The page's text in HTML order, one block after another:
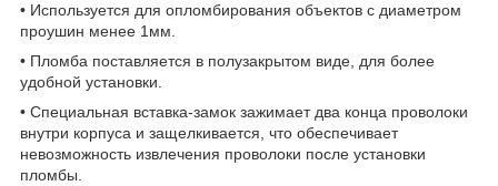
• Используется для опломбирования объектов с диаметром
проушин менее 1мм.
• Пломба поставляется в полузакрытом виде, для более
удобной установки.
• Специальная вставка-замок зажимает два конца проволоки
внутри корпуса и защелкивается, что обеспечивает
невозможность извлечения проволоки после установки
пломбы.